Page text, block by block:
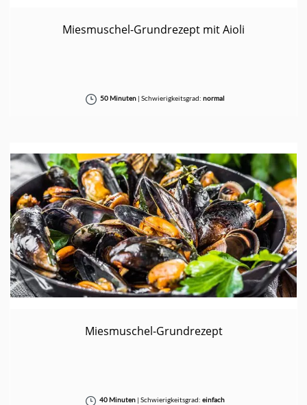
Miesmuschel-Grundrezept mit Aioli
50 Minuten| Schwierigkeitsgrad: normal
Miesmuschel-Grundrezept
40 Minuten |Schwierigkeitsgrad:einfach